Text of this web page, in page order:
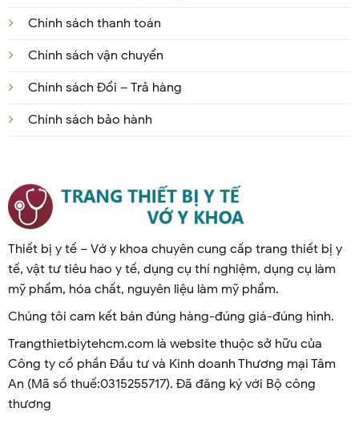
Chính sách thanh toán
Chính sách vận chuyển
Chính sách Đổi – Trả hàng
Chính sách bảo hành
Thiết bị y tế – Vớ y khoa chuyên cung cấp trang thiết bị y
tế, vật tư tiêu hao y tế, dụng cụ thí nghiệm, dụng cụ làm
mỹ phẩm, hóa chất, nguyên liệu làm mỹ phẩm.
Chúng tôi cam kết bán đúng hàng-đúng giá-đúng hình.
Trangthietbiytehcm.com là website thuộc sở hữu của
Công ty cổ phần Đầu tư và Kinh doanh Thương mại Tâm
An (Mã số thuế:0315255717). Đã đăng ký với Bộ công
thương